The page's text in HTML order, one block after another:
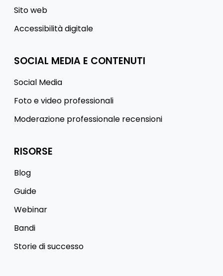
Sito web
Accessibilità digitale
SOCIAL MEDIA E CONTENUTI
Social Media
Foto e video professionali
Moderazione professionale recensioni
RISORSE
Blog
Guide
Webinar
Bandi
Storie di successo